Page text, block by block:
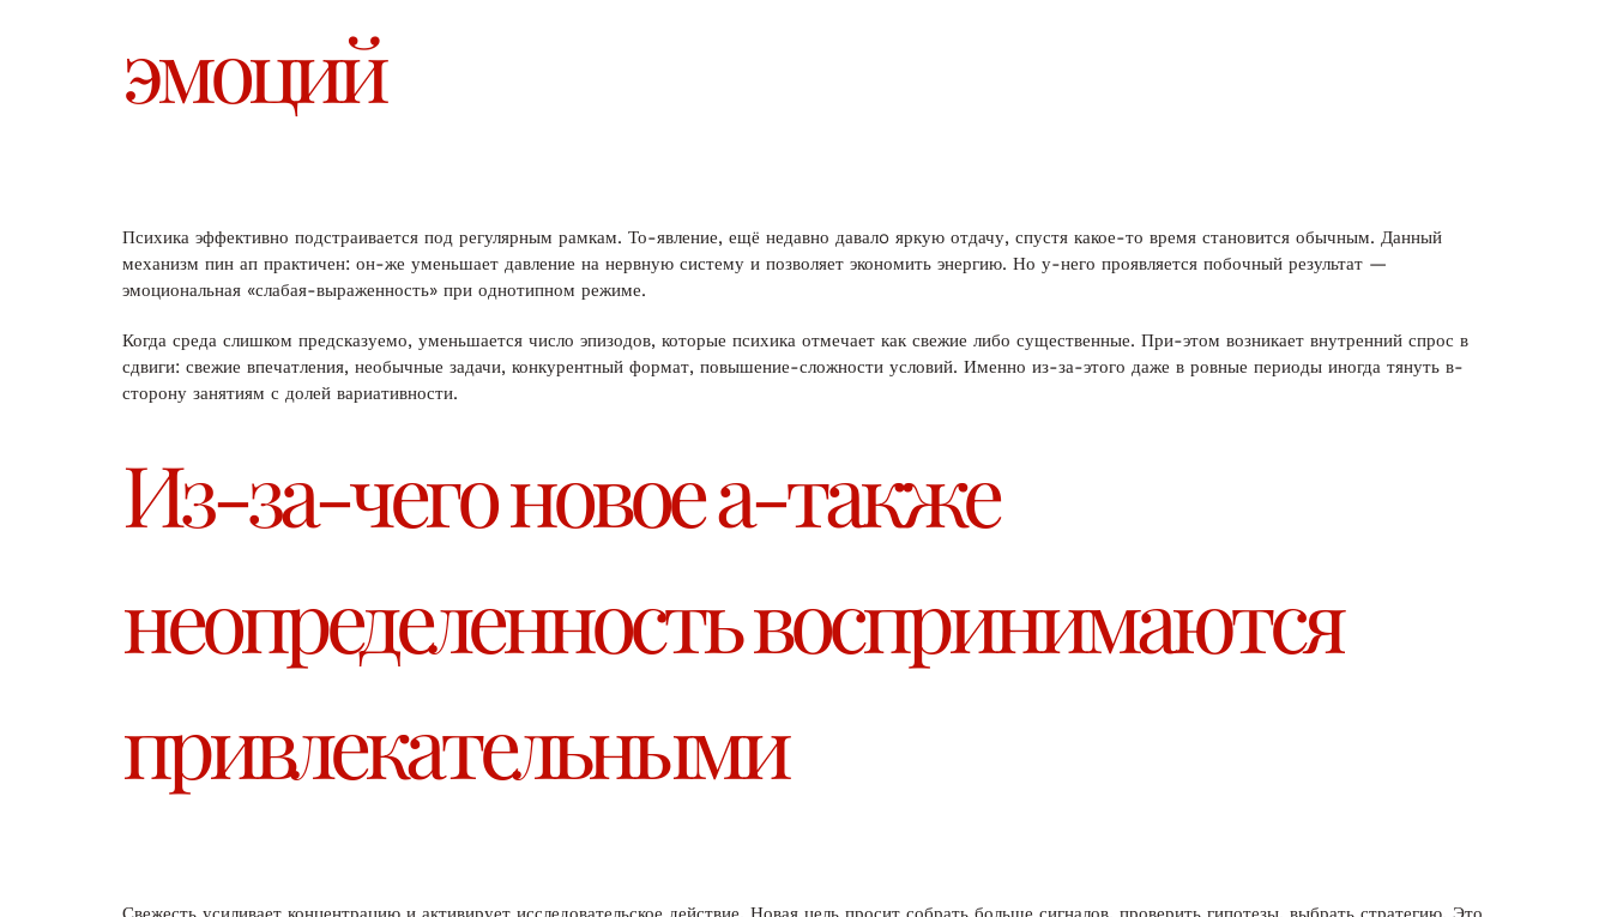
эмоций
Психика эффективно подстраивается под регулярным рамкам. То-явление, ещё недавно давалo яркую отдачу, спустя какое-то время становится обычным. Данный
механизм пин ап практичен: он-же уменьшает давление на нервную систему и позволяет экономить энергию. Но у-него проявляется побочный результат —
эмоциональная «слабая-выраженность» при однотипном режиме.
Когда среда слишком предсказуемо, уменьшается число эпизодов, которые психика отмечает как свежие либо существенные. При-этом возникает внутренний спрос в
сдвиги: свежие впечатления, необычные задачи, конкурентный формат, повышение-сложности условий. Именно из-за-этого даже в ровные периоды иногда тянуть в-
сторону занятиям с долей вариативности.
Из-за-чего новое а-также
неопределенность воспринимаются
привлекательными